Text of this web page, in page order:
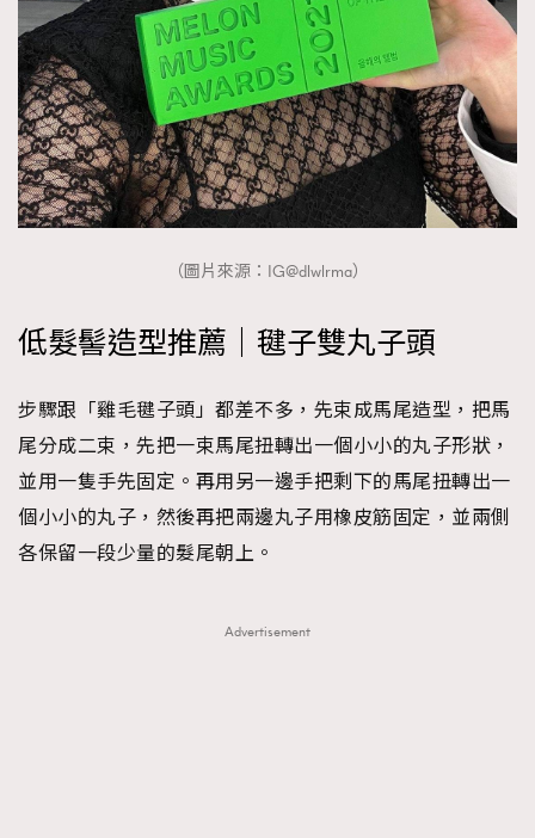
（圖片來源：IG@dlwlrma）
低髮髻造型推薦｜毽子雙丸子頭
步驟跟「雞毛毽子頭」都差不多，先束成馬尾造型，把馬
尾分成二束，先把一束馬尾扭轉出一個小小的丸子形狀，
並用一隻手先固定。再用另一邊手把剩下的馬尾扭轉出一
個小小的丸子，然後再把兩邊丸子用橡皮筋固定，並兩側
各保留一段少量的髮尾朝上。
Advertisement